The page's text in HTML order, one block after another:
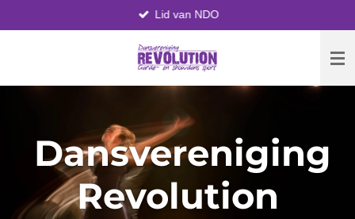
direct
hoofdinhoud
Lid van NDO
Dansvereniging
Revolution